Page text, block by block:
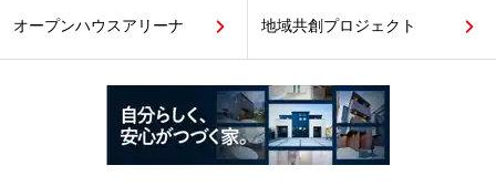
オープンハウスアリーナ 地域共創プロジェクト